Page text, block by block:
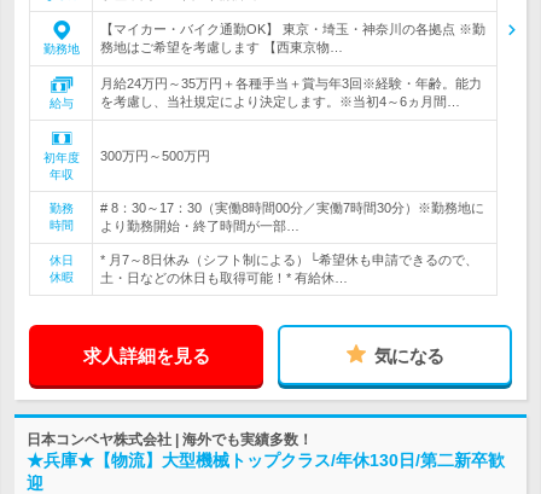
勤務地
【マイカー・バイク通勤OK】 東京・埼玉・神奈川の各拠点 ※勤
務地はご希望を考慮します 【西東京物…
給与
月給24万円～35万円＋各種手当＋賞与年3回※経験・年齢。能力
を考慮し、当社規定により決定します。※当初4～6ヵ月間…
初年度
年収
300万円～500万円
勤務
時間
# 8：30～17：30（実働8時間00分／実働7時間30分）※勤務地に
より勤務開始・終了時間が一部…
休日
休暇
* 月7～8日休み（シフト制による）└希望休も申請できるので、
土・日などの休日も取得可能！* 有給休…
求人詳細を見る 気になる
日本コンベヤ株式会社 | 海外でも実績多数！
★兵庫★【物流】大型機械トップクラス/年休130日/第二新卒歓
迎